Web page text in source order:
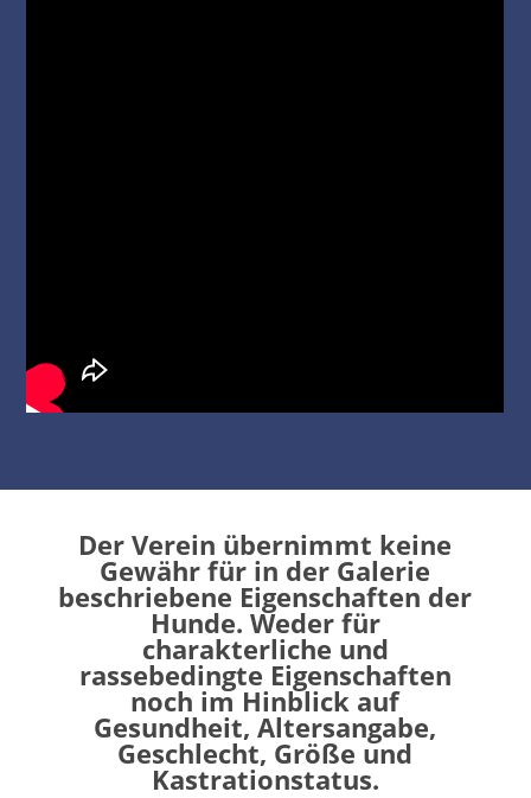
Der Verein übernimmt keine
Gewähr für in der Galerie
beschriebene Eigenschaften der
Hunde. Weder für
charakterliche und
rassebedingte Eigenschaften
noch im Hinblick auf
Gesundheit, Altersangabe,
Geschlecht, Größe und
Kastrationstatus.